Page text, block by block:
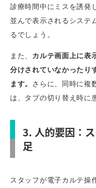
診療時間中にミスを誘発
並んで表示されるシステ
るでしょう。
また、 カルテ画面上に表
分けされていなかったり
ます。 さらに、同時に複
は、タブの切り替え時に
3. 人的要因：
足
スタッフが電子カルテ操